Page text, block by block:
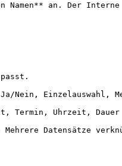
an. Der
Einzelauswahl,
Termin, Uhrzeit, Dauer
Datensätze